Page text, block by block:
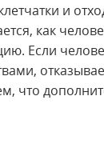
и
как
Если
что